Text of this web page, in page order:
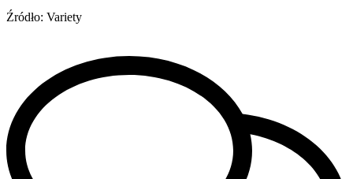
Źródło: Variety